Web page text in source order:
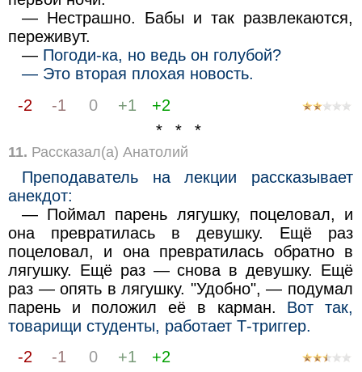
— Нестрашно. Бабы и так развлекаются,
переживут.
— Погоди-ка, но ведь он голубой?
— Это вторая плохая новость.
-2
-1 0 +1
+2
* * *
11. Рассказал(а) Анатолий
Преподаватель на лекции рассказывает
анекдот:
— Поймал парень лягушку, поцеловал, и
она превратилась в девушку. Ещё раз
поцеловал, и она превратилась обратно в
лягушку. Ещё раз — снова в девушку. Ещё
раз — опять в лягушку. "Удобно", — подумал
парень и положил её в карман. Вот так,
товарищи студенты, работает Т-триггер.
-2
-1 0 +1
+2